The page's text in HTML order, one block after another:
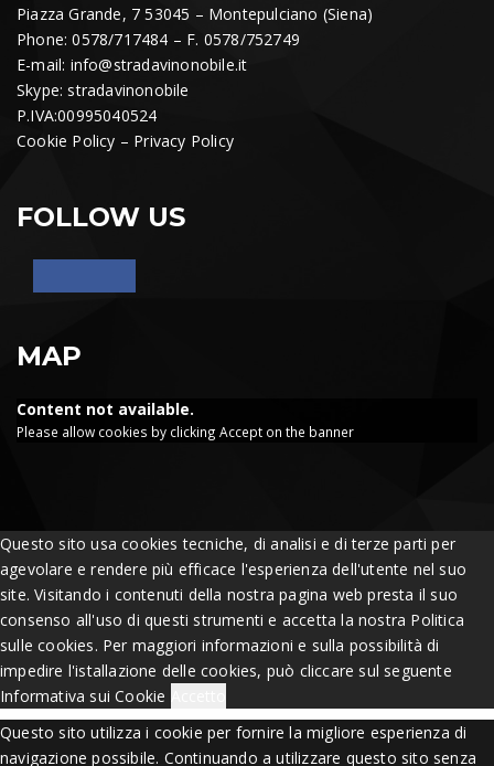
Piazza Grande, 7 53045 – Montepulciano (Siena)
Phone: 0578/717484 – F. 0578/752749
E-mail: info@stradavinonobile.it
Skype: stradavinonobile
P.IVA:00995040524
Cookie Policy – Privacy Policy
FOLLOW US
MAP
Content not available.
Please allow cookies by clicking Accept on the banner
Questo sito usa cookies tecniche, di analisi e di terze parti per
agevolare e rendere più efficace l'esperienza dell'utente nel suo
site. Visitando i contenuti della nostra pagina web presta il suo
consenso all'uso di questi strumenti e accetta la nostra Politica
sulle cookies. Per maggiori informazioni e sulla possibilità di
impedire l'istallazione delle cookies, può cliccare sul seguente
Informativa sui Cookie
Questo sito utilizza i cookie per fornire la migliore esperienza di
navigazione possibile. Continuando a utilizzare questo sito senza